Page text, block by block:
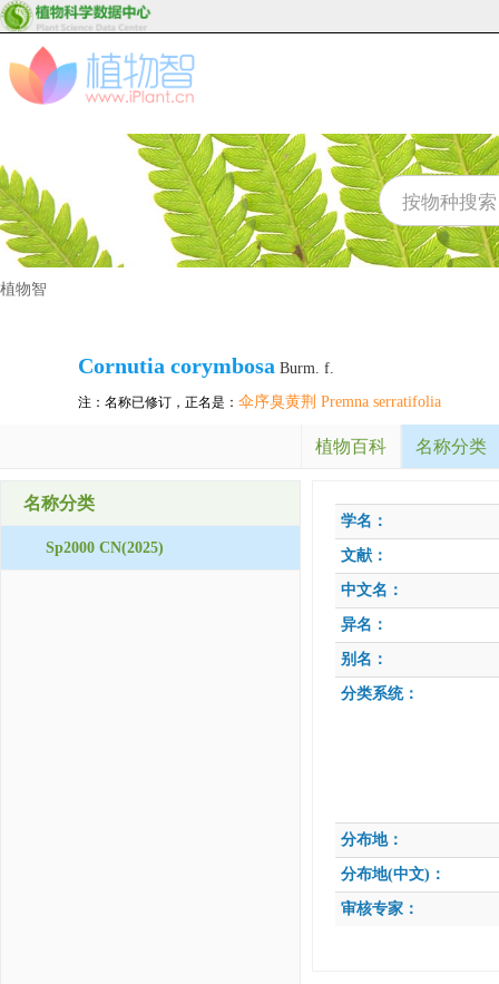
植物智
Cornutia corymbosa Burm. f.
注：名称已修订，正名是： 伞序臭黄荆 Premna serratifolia
植物百科 名称分类
名称分类
Sp2000 CN(2025)
学名：
文献：
中文名：
异名：
别名：
分类系统：
分布地：
分布地(中文)：
审核专家：